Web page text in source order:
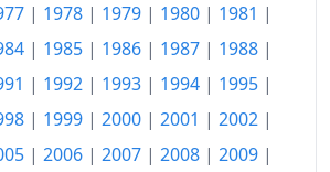
878.59
943.09
1,001.29
1,155.66
| 1978 | 1979 | 1980 | 1981 |
| 1985 | 1986 | 1987 | 1988 |
| 1992 | 1993 | 1994 | 1995 |
| 1999 | 2000 | 2001 | 2002 |
| 2006 | 2007 | 2008 | 2009 |